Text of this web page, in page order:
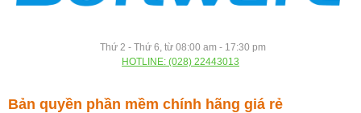
Thứ 2 - Thứ 6, từ 08:00 am - 17:30 pm
HOTLINE: (028) 22443013
Bản quyền phần mềm chính hãng giá rẻ